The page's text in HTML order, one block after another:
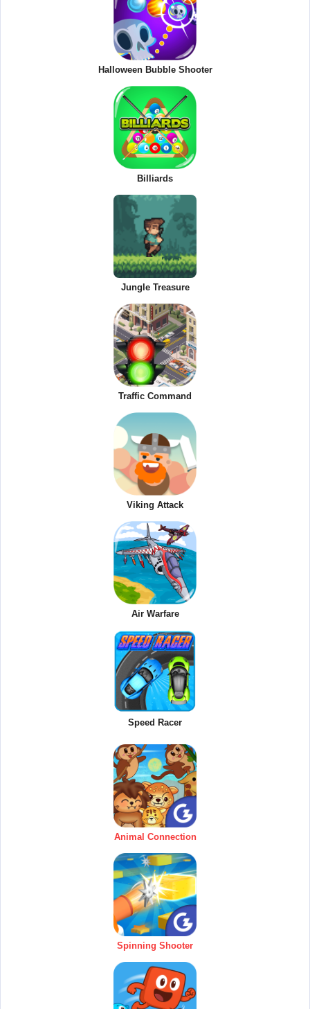
Halloween Bubble Shooter
Billiards
Jungle Treasure
Traffic Command
Viking Attack
Air Warfare
Speed Racer
Animal Connection
Spinning Shooter